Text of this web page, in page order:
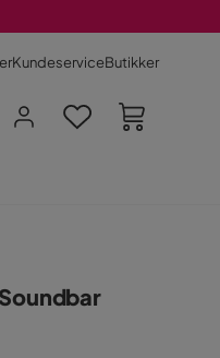
KundeserviceButikker